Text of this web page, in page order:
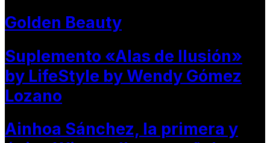
Golden Beauty
Suplemento «Alas de Ilusión»
by LifeStyle by Wendy Gómez
Lozano
Ainhoa Sánchez, la primera y